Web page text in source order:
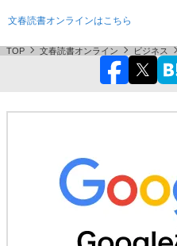
文春読書オンラインはこちら
TOP 文春読書オンライン ビジネス